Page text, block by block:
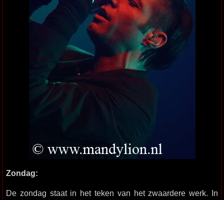
Zondag:
De zondag staat in het teken van het zwaardere werk. In